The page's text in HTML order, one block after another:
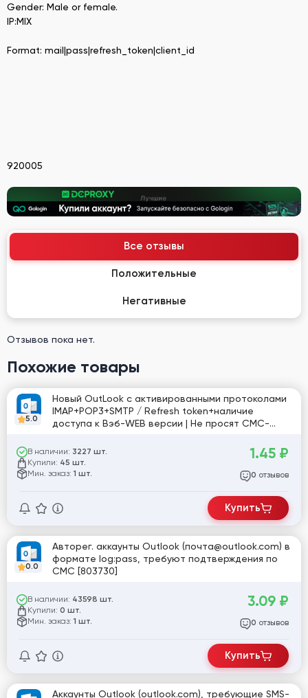
Gender: Male or female.
IP:MIX
Format: mail|pass|refresh_token|client_id
920005
Все отзывы
Положительные
Негативные
Отзывов пока нет.
Похожие товары
5.0
Новый OutLook c активированными протоколами
IMAP+POP3+SMTP / Refresh token+наличие
доступа к Вэб-WEB версии | Не просят СМС-
| В комплекте с аккаунтами идёт резервная
В наличии: 3227 шт.
Купили: 45 шт.
Мин. заказ: 1 шт.
1.45 ₽
0 отзывов
Купить
0.0
Авторег. аккаунты Outlook (почта@outlook.com) в
формате log:pass, требуют подтверждения по
СМС [803730]
В наличии: 43598 шт.
Купили: 0 шт.
Мин. заказ: 1 шт.
3.09 ₽
0 отзывов
Купить
Аккаунты Outlook (outlook.com), требующие SMS-